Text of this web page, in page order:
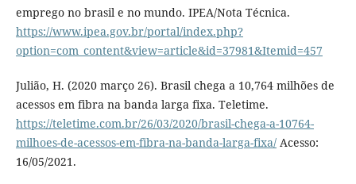
emprego no brasil e no mundo. IPEA/Nota Técnica.
https://www.ipea.gov.br/portal/index.php?
option=com_content&view=article&id=37981&Itemid=457
Julião, H. (2020 março 26). Brasil chega a 10,764 milhões de
acessos em fibra na banda larga fixa. Teletime.
https://teletime.com.br/26/03/2020/brasil-chega-a-10764-
milhoes-de-acessos-em-fibra-na-banda-larga-fixa/Acesso:
16/05/2021.